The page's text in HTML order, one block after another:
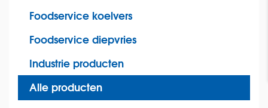
Foodservice koelvers
Foodservice diepvries
Industrie producten
Alle producten